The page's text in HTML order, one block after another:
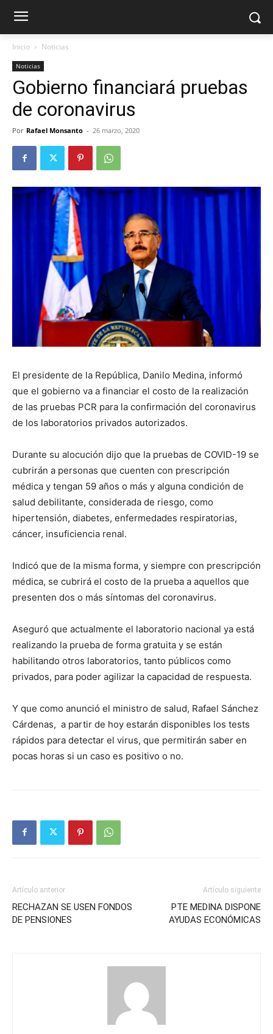
Inicio Noticias
Noticias
Gobierno financiará pruebas
de coronavirus
Por Rafael Monsanto - 26 marzo, 2020
El presidente de la República, Danilo Medina, informó
que el gobierno va a financiar el costo de la realización
de las pruebas PCR para la confirmación del coronavirus
de los laboratorios privados autorizados.
Durante su alocución dijo que la pruebas de COVID-19 se
cubrirán a personas que cuenten con prescripción
médica y tengan 59 años o más y alguna condición de
salud debilitante, considerada de riesgo, como
hipertensión, diabetes, enfermedades respiratorias,
cáncer, insuficiencia renal.
Indicó que de la misma forma, y siempre con prescripción
médica, se cubrirá el costo de la prueba a aquellos que
presenten dos o más síntomas del coronavirus.
Aseguró que actualmente el laboratorio nacional ya está
realizando la prueba de forma gratuita y se están
habilitando otros laboratorios, tanto públicos como
privados, para poder agilizar la capacidad de respuesta.
Y que como anunció el ministro de salud, Rafael Sánchez
Cárdenas, a partir de hoy estarán disponibles los tests
rápidos para detectar el virus, que permitirán saber en
pocas horas si un caso es positivo o no.
Artículo anterior
RECHAZAN SE USEN FONDOS
DE PENSIONES
Artículo siguiente
PTE MEDINA DISPONE
AYUDAS ECONÓMICAS